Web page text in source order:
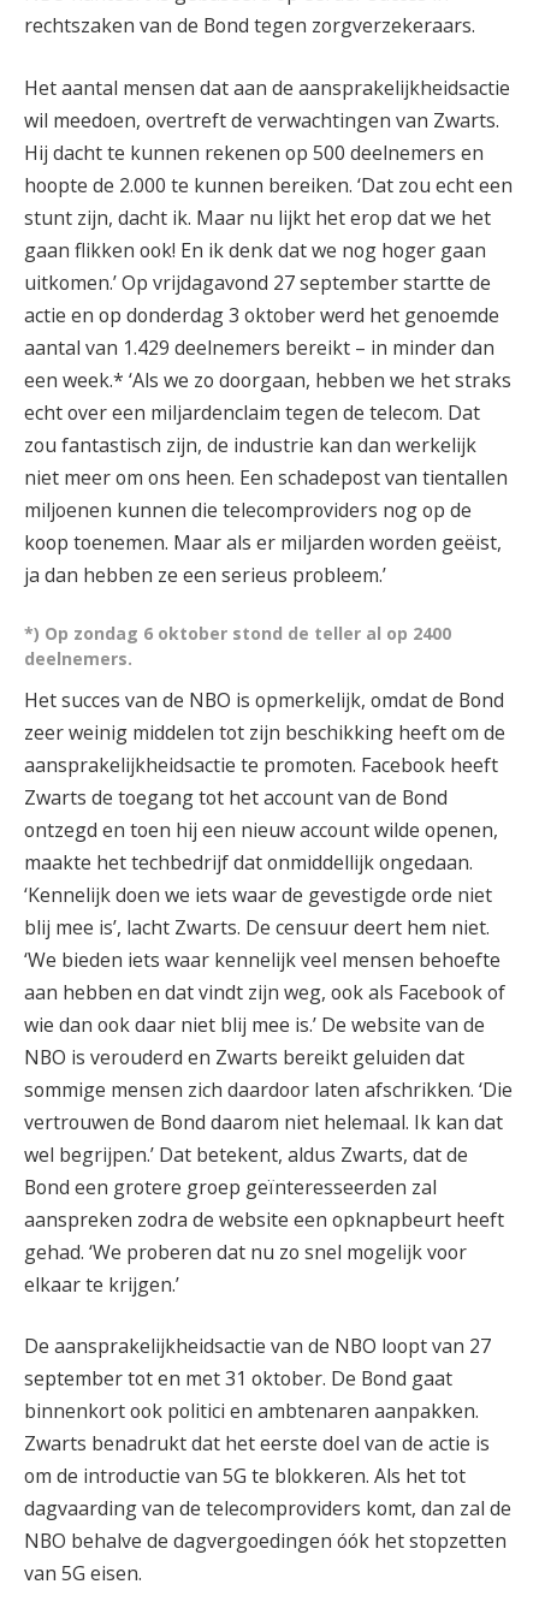
rechtszaken van de Bond tegen zorgverzekeraars.
Het aantal mensen dat aan de aansprakelijkheidsactie
wil meedoen, overtreft de verwachtingen van Zwarts.
Hij dacht te kunnen rekenen op 500 deelnemers en
hoopte de 2.000 te kunnen bereiken. ‘Dat zou echt een
stunt zijn, dacht ik. Maar nu lijkt het erop dat we het
gaan flikken ook! En ik denk dat we nog hoger gaan
uitkomen.’ Op vrijdagavond 27 september startte de
actie en op donderdag 3 oktober werd het genoemde
aantal van 1.429 deelnemers bereikt – in minder dan
een week.* ‘Als we zo doorgaan, hebben we het straks
echt over een miljardenclaim tegen de telecom. Dat
zou fantastisch zijn, de industrie kan dan werkelijk
niet meer om ons heen. Een schadepost van tientallen
miljoenen kunnen die telecomproviders nog op de
koop toenemen. Maar als er miljarden worden geëist,
ja dan hebben ze een serieus probleem.’
*) Op zondag 6 oktober stond de teller al op 2400
deelnemers.
Het succes van de NBO is opmerkelijk, omdat de Bond
zeer weinig middelen tot zijn beschikking heeft om de
aansprakelijkheidsactie te promoten. Facebook heeft
Zwarts de toegang tot het account van de Bond
ontzegd en toen hij een nieuw account wilde openen,
maakte het techbedrijf dat onmiddellijk ongedaan.
‘Kennelijk doen we iets waar de gevestigde orde niet
blij mee is’, lacht Zwarts. De censuur deert hem niet.
‘We bieden iets waar kennelijk veel mensen behoefte
aan hebben en dat vindt zijn weg, ook als Facebook of
wie dan ook daar niet blij mee is.’ De website van de
NBO is verouderd en Zwarts bereikt geluiden dat
sommige mensen zich daardoor laten afschrikken. ‘Die
vertrouwen de Bond daarom niet helemaal. Ik kan dat
wel begrijpen.’ Dat betekent, aldus Zwarts, dat de
Bond een grotere groep geïnteresseerden zal
aanspreken zodra de website een opknapbeurt heeft
gehad. ‘We proberen dat nu zo snel mogelijk voor
elkaar te krijgen.’
De aansprakelijkheidsactie van de NBO loopt van 27
september tot en met 31 oktober. De Bond gaat
binnenkort ook politici en ambtenaren aanpakken.
Zwarts benadrukt dat het eerste doel van de actie is
om de introductie van 5G te blokkeren. Als het tot
dagvaarding van de telecomproviders komt, dan zal de
NBO behalve de dagvergoedingen óók het stopzetten
van 5G eisen.